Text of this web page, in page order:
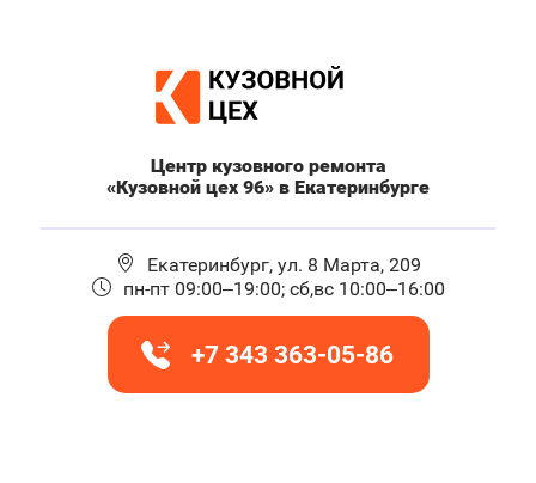
Центр кузовного ремонта
«Кузовной цех 96» в Екатеринбурге
Екатеринбург, ул. 8 Марта, 209
пн-пт 09:00–19:00; сб,вс 10:00–16:00
+7 343 363-05-86